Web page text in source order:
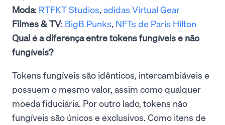
Moda: RTFKT Studios, adidas Virtual Gear
Filmes & TV: BigB Punks, NFTs de Paris Hilton
Qual é a diferença entre tokens fungíveis e não
fungíveis?
Tokens fungíveis são idênticos, intercambiáveis e
possuem o mesmo valor, assim como qualquer
moeda fiduciária. Por outro lado, tokens não
fungíveis são únicos e exclusivos. Como itens de